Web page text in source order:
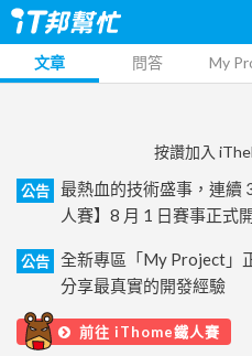
文章 問答 My
按讚加入
公告
最熱血的技術盛事，連續
人賽】8 月 1 日賽事正式
公告
全新專區「My Project」
分享最真實的開發經驗
前往 iThome鐵人賽